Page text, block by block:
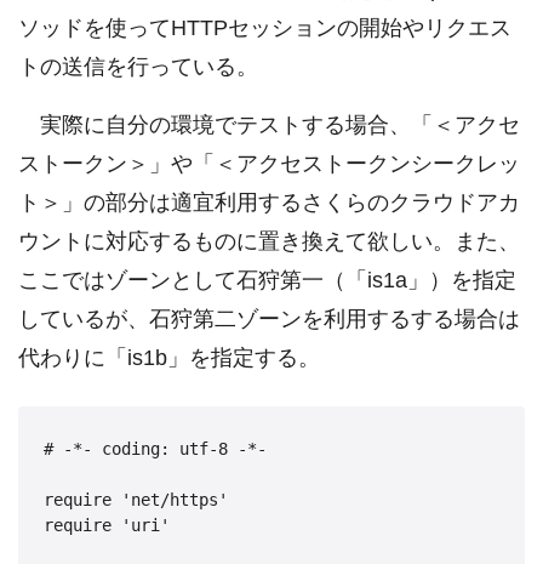
ソッドを使ってHTTPセッションの開始やリクエス
トの送信を行っている。
実際に自分の環境でテストする場合、「＜アクセ
ストークン＞」や「＜アクセストークンシークレッ
ト＞」の部分は適宜利用するさくらのクラウドアカ
ウントに対応するものに置き換えて欲しい。また、
ここではゾーンとして石狩第一（「is1a」）を指定
しているが、石狩第二ゾーンを利用するする場合は
代わりに「is1b」を指定する。
# -*- coding: utf-8 -*-
require 'net/https'
require 'uri'